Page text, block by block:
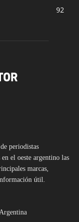
92
periodistas
el oeste argentino las
marcas,
útil.